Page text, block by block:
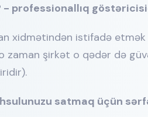
- professionallıq
xidmətindən istifadə etmək
zaman şirkət o qədər də
satmaq üçün